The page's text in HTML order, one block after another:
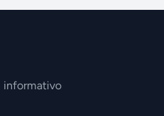
informativo